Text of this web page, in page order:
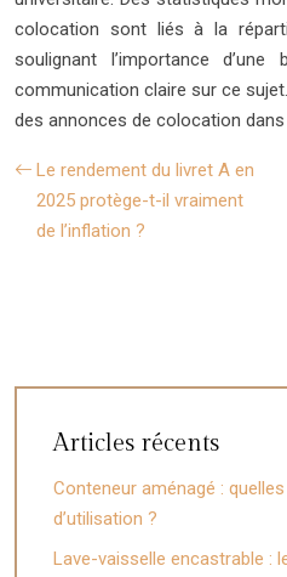
colocation sont liés à la
soulignant l’importance
communication claire sur ce
des annonces de colocation
Le rendement du livret A en
2025 protège-t-il vraiment
de l’inflation ?
Articles récents
Conteneur aménagé :
d’utilisation ?
Lave-vaisselle encastrable :